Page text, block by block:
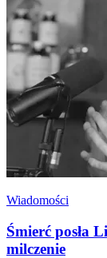
Wiadomości
Śmierć posła
milczenie